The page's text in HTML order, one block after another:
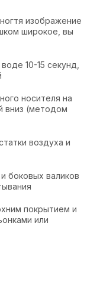
изображение
широкое, вы
10-15 секунд,
носителя на
вниз (методом
воздуха и
боковых валиков
покрытием и
или